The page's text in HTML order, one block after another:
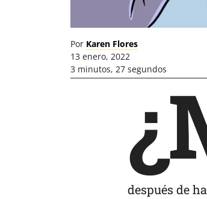
Por Karen Flores
13 enero, 2022
3 minutos, 27 segundos
después de